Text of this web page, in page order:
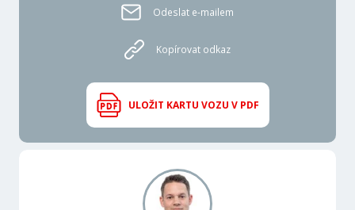
Odeslat e-mailem
Kopírovat odkaz
ULOŽIT KARTU VOZU V PDF